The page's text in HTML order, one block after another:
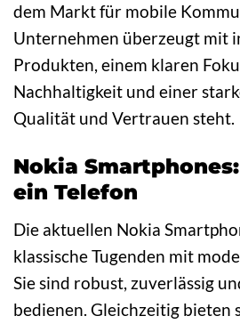
dem Markt für mobile
Unternehmen überzeugt mit
Produkten, einem klaren
Nachhaltigkeit und einer
Qualität und Vertrauen steht.
Nokia
ein Telefon
Die aktuellen Nokia
klassische Tugenden mit
Sie sind robust, zuverlässig
bedienen. Gleichzeitig bieten